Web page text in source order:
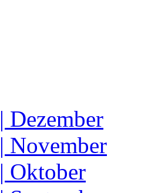
Dezember
November
Oktober